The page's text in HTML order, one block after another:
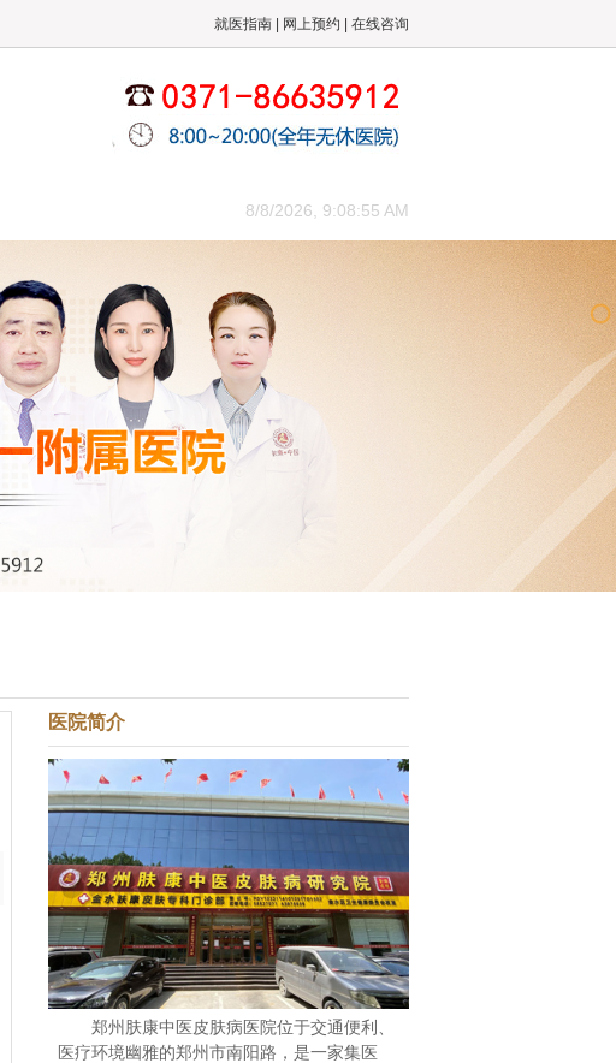
就医指南 网上预约 在线咨询
8/8/2026, 9:08:55 AM
医院简介
郑州肤康中医皮肤病医院位于交通便利、
医疗环境幽雅的郑州市南阳路，是一家集医